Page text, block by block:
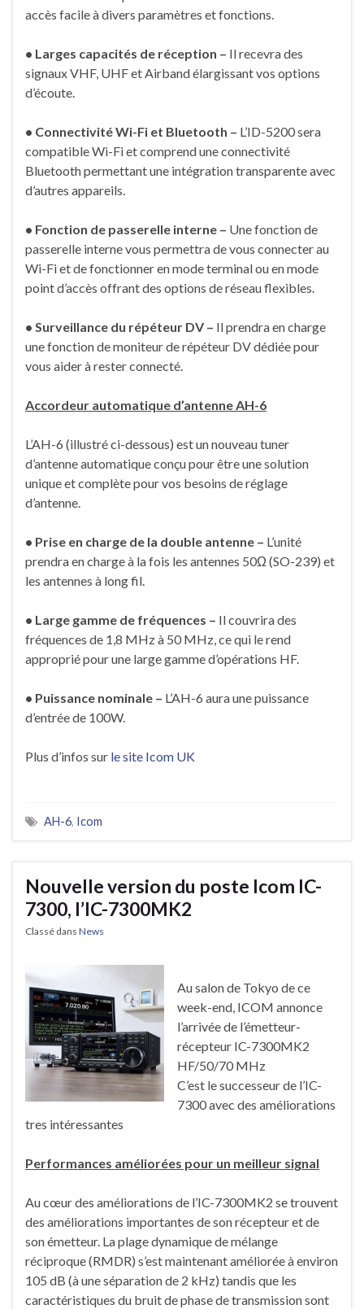
accès facile à divers paramètres et fonctions.
• Larges capacités de réception – Il recevra des
signaux VHF, UHF et Airband élargissant vos options
d’écoute.
• Connectivité Wi-Fi et Bluetooth – L’ID-5200 sera
compatible Wi-Fi et comprend une connectivité
Bluetooth permettant une intégration transparente avec
d’autres appareils.
• Fonction de passerelle interne – Une fonction de
passerelle interne vous permettra de vous connecter au
Wi-Fi et de fonctionner en mode terminal ou en mode
point d’accès offrant des options de réseau flexibles.
• Surveillance du répéteur DV – Il prendra en charge
une fonction de moniteur de répéteur DV dédiée pour
vous aider à rester connecté.
Accordeur automatique d’antenne AH-6
L’AH-6 (illustré ci-dessous) est un nouveau tuner
d’antenne automatique conçu pour être une solution
unique et complète pour vos besoins de réglage
d’antenne.
• Prise en charge de la double antenne – L’unité
prendra en charge à la fois les antennes 50Ω (SO-239) et
les antennes à long fil.
• Large gamme de fréquences – Il couvrira des
fréquences de 1,8 MHz à 50 MHz, ce qui le rend
approprié pour une large gamme d’opérations HF.
• Puissance nominale – L’AH-6 aura une puissance
d’entrée de 100W.
Plus d’infos sur le site Icom UK
AH-6, Icom
Nouvelle version du poste Icom IC-
7300, l’IC-7300MK2
Classé dans News
Au salon de Tokyo de ce
week-end, ICOM annonce
l’arrivée de l’émetteur-
récepteur IC-7300MK2
HF/50/70 MHz
C’est le successeur de l’IC-
7300 avec des améliorations
tres intéressantes
Performances améliorées pour un meilleur signal
Au cœur des améliorations de l’IC-7300MK2 se trouvent
des améliorations importantes de son récepteur et de
son émetteur. La plage dynamique de mélange
réciproque (RMDR) s’est maintenant améliorée à environ
105 dB (à une séparation de 2 kHz) tandis que les
caractéristiques du bruit de phase de transmission sont